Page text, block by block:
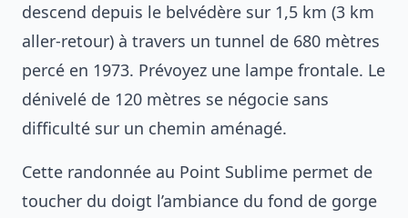
descend depuis le belvédère sur 1,5 km (3 km
aller-retour) à travers un tunnel de 680 mètres
percé en 1973. Prévoyez une lampe frontale. Le
dénivelé de 120 mètres se négocie sans
difficulté sur un chemin aménagé.
Cette randonnée au Point Sublime permet de
toucher du doigt l’ambiance du fond de gorge